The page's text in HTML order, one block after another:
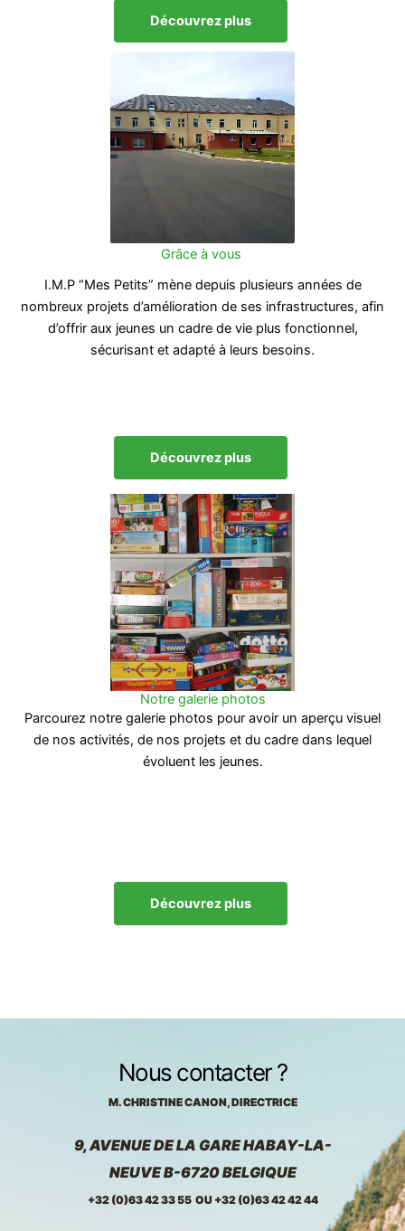
Découvrez plus
Grâce à vous
I.M.P “Mes Petits” mène depuis plusieurs années de
nombreux projets d’amélioration de ses infrastructures, afin
d’offrir aux jeunes un cadre de vie plus fonctionnel,
sécurisant et adapté à leurs besoins.
Découvrez plus
Notre galerie photos
Parcourez notre galerie photos pour avoir un aperçu visuel
de nos activités, de nos projets et du cadre dans lequel
évoluent les jeunes.
Découvrez plus
Nous contacter ?
M. CHRISTINE CANON, DIRECTRICE
9, AVENUE DE LA GAREHABAY-LA-
NEUVEB-6720BELGIQUE
+32 (0)63 42 33 55 OU +32 (0)63 42 42 44